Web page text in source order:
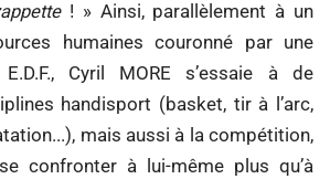
! » Ainsi, parallèlement à un
humaines couronné par une
Cyril MORE s’essaie à de
handisport (basket, tir à l’arc,
mais aussi à la compétition,
confronter à lui-même plus qu’à